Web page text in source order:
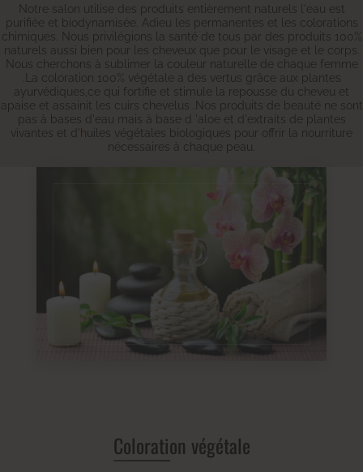
Notre salon utilise des produits entièrement naturels l'eau est
purifiée et biodynamisée. Adieu les permanentes et les colorations
chimiques. Nous privilégions la santé de tous par des produits 100%
naturels aussi bien pour les cheveux que pour le visage et le corps.
Nous cherchons à sublimer la couleur naturelle de chaque femme
.La coloration 100% végétale a des vertus grâce aux plantes
ayurvédiques,ce qui fortifie et stimule la repousse du cheveu et
apaise et assainit les cuirs chevelus .Nos produits de beauté ne sont
pas à bases d'eau mais à base d 'aloe et d'extraits de plantes
vivantes et d'huiles végétales biologiques pour offrir la nourriture
nécessaires à chaque peau.
Coloration végétale